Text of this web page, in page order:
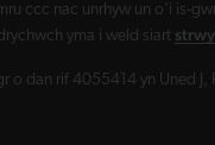
ccc nac unrhyw un o'i is-
yma i weld siart
dan rif 4055414 yn Uned J,